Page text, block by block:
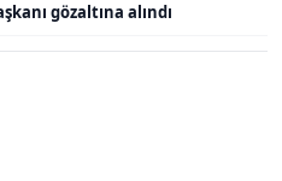
gözaltına alındı